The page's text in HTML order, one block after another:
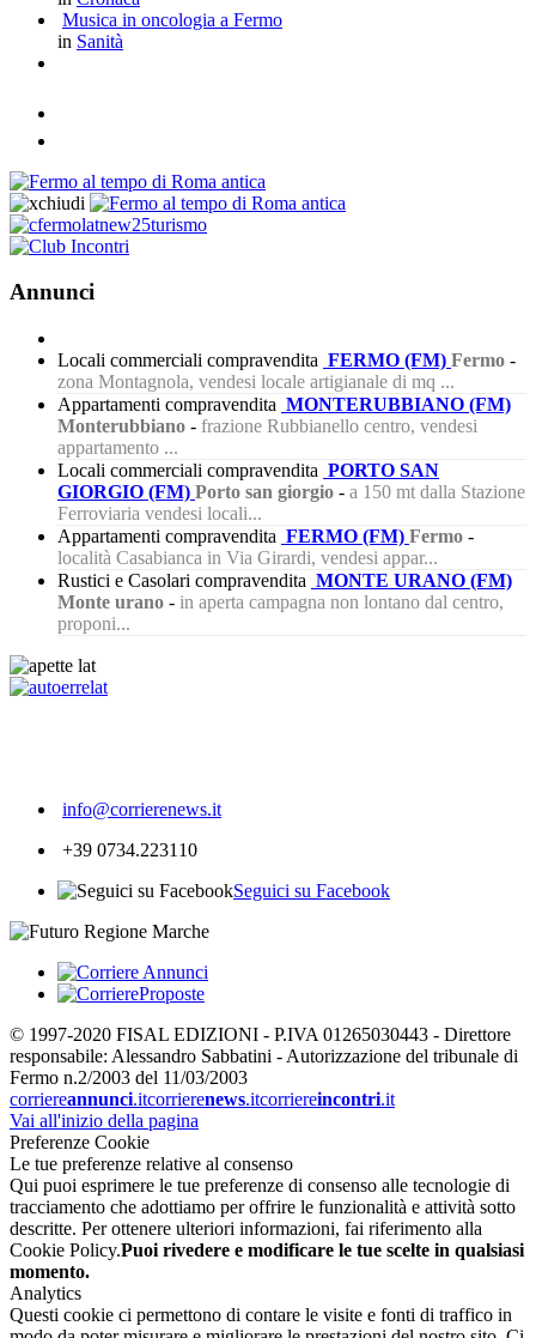
Musica in oncologia a Fermo
in Sanità
Annunci
Locali commerciali compravendita FERMO (FM) Fermo -
zona Montagnola, vendesi locale artigianale di mq ...
Appartamenti compravendita MONTERUBBIANO (FM)
Monterubbiano - frazione Rubbianello centro, vendesi
appartamento ...
Locali commerciali compravendita PORTO SAN
GIORGIO (FM) Porto san giorgio - a 150 mt dalla Stazione
Ferroviaria vendesi locali...
Appartamenti compravendita FERMO (FM) Fermo -
località Casabianca in Via Girardi, vendesi appar...
Rustici e Casolari compravendita MONTE URANO (FM)
Monte urano - in aperta campagna non lontano dal centro,
proponi...
info@corrierenews.it
+39 0734.223110
Seguici su Facebook
© 1997-2020 FISAL EDIZIONI - P.IVA 01265030443 - Direttore
responsabile: Alessandro Sabbatini - Autorizzazione del tribunale di
Fermo n.2/2003 del 11/03/2003
corriereannunci.itcorrierenews.itcorriereincontri.it
Vai all'inizio della pagina
Preferenze Cookie
Le tue preferenze relative al consenso
Qui puoi esprimere le tue preferenze di consenso alle tecnologie di
tracciamento che adottiamo per offrire le funzionalità e attività sotto
descritte. Per ottenere ulteriori informazioni, fai riferimento alla
Cookie Policy.Puoi rivedere e modificare le tue scelte in qualsiasi
momento.
Analytics
Questi cookie ci permettono di contare le visite e fonti di traffico in